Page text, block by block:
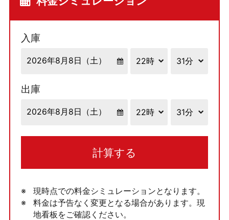
入庫
出庫
計算する
現時点での料金シミュレーションとなります。
料金は予告なく変更となる場合があります。現
地看板をご確認ください。